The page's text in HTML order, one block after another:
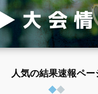
人気の結果速報ペー